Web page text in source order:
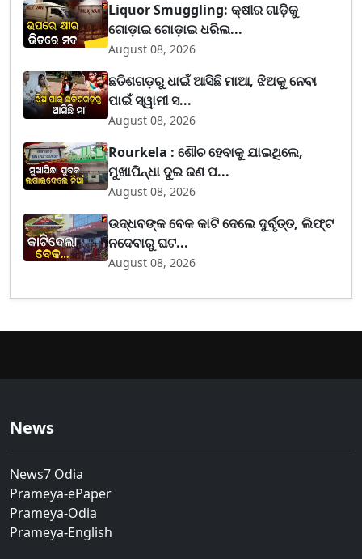
Liquor Smuggling: କ୍ଷୀର ଗାଡ଼ିକୁ
ଗୋଡ଼ାଇ ଗୋଡ଼ାଇ ଧରିଲ...
August 08, 2026
ଛତିଶଗଡ଼ରୁ ଧାଇଁ ଆସିଛି ମାଆ, ଝିଅକୁ ନେବା
ପାଇଁ ସ୍ୱାମୀ ସ...
August 08, 2026
Rourkela : ଶୌଚ ହେବାକୁ ଯାଇଥିଲେ,
ମୁଖାପିନ୍ଧା ଦୁଇ ଜଣ ପ...
August 08, 2026
ଉଦ୍ଧବଙ୍କ ବେକ କାଟି ଦେଲେ ଦୁର୍ବୃତ୍ତ, ଲିଫ୍ଟ
ନଦେବାରୁ ଘଟ...
August 08, 2026
News
News7 Odia
Prameya-ePaper
Prameya-Odia
Prameya-English